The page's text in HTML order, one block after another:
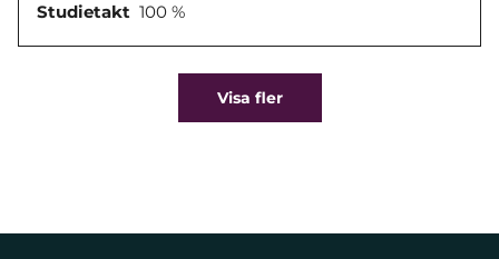
Studietakt 100 %
Visa fler